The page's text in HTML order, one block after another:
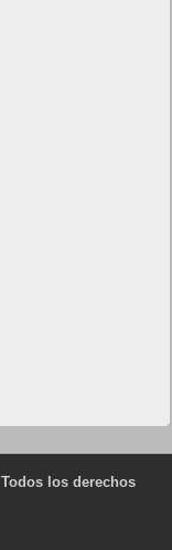
Todos los derechos